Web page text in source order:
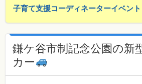
子育て支援コーディネーターイベント
鎌ケ谷市制記念公園の新
カー